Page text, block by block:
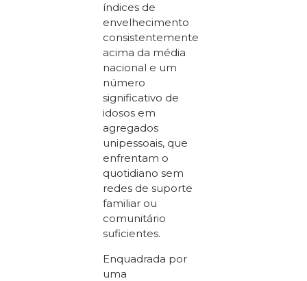
índices de
envelhecimento
consistentemente
acima da média
nacional e um
número
significativo de
idosos em
agregados
unipessoais, que
enfrentam o
quotidiano sem
redes de suporte
familiar ou
comunitário
suficientes.
Enquadrada por
uma